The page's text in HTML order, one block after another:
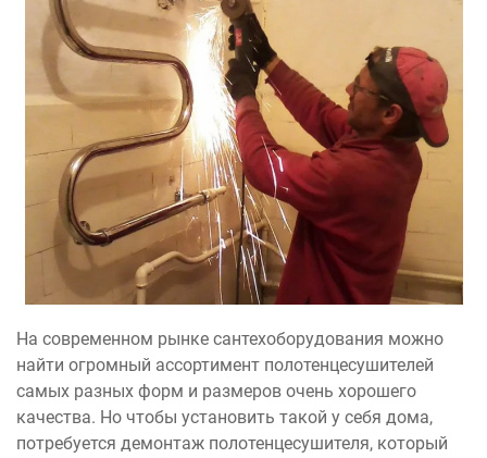
На современном рынке сантехоборудования можно
найти огромный ассортимент полотенцесушителей
самых разных форм и размеров очень хорошего
качества. Но чтобы установить такой у себя дома,
потребуется демонтаж полотенцесушителя, который